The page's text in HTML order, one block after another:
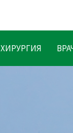
ХИРУРГИЯ